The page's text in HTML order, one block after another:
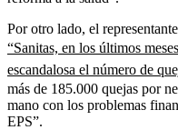
Por otro lado, el
“Sanitas, en los últimos
escandalosa el número de
más de 185.000 quejas por
mano con los problemas
EPS”.